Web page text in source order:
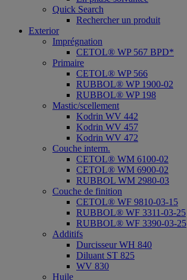
Quick Search
Rechercher un produit
Exterior
Imprégnation
CETOL® WP 567 BPD*
Primaire
CETOL® WP 566
RUBBOL® WP 1900-02
RUBBOL® WP 198
Mastic/scellement
Kodrin WV 442
Kodrin WV 457
Kodrin WV 472
Couche interm.
CETOL® WM 6100-02
CETOL® WM 6900-02
RUBBOL WM 2980-03
Couche de finition
CETOL® WF 9810-03-15
RUBBOL® WF 3311-03-25
RUBBOL® WF 3390-03-25
Additifs
Durcisseur WH 840
Diluant ST 825
WV 830
Huile